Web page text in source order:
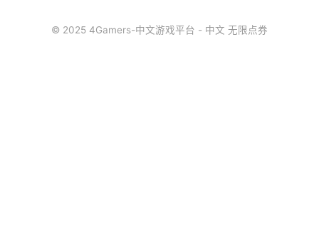
© 2025 4Gamers-中文游戏平台 - 中文 无限点券